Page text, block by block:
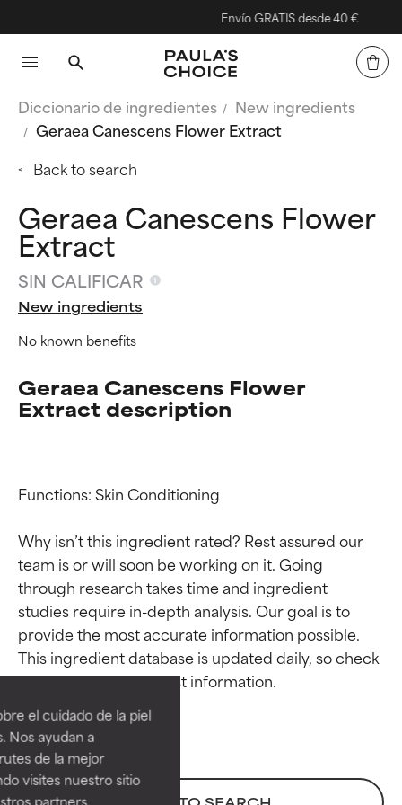
el cuidado de la piel
Nos ayudan a
de la mejor
visites nuestro sitio
partners,
Envío GRATIS desde 40 €
Diccionario de ingredientes
New ingredients
Geraea Canescens Flower Extract
Back to search
Geraea Canescens Flower
Extract
SIN CALIFICAR
New ingredients
No known benefits
Geraea Canescens Flower
Extract description
Functions: Skin Conditioning
Why isn’t this ingredient rated? Rest assured our
team is or will soon be working on it. Going
through research takes time and ingredient
studies require in-depth analysis. Our goal is to
provide the most accurate information possible.
This ingredient database is updated daily, so check
Calificaciones de
ingredientes
EXCELENTE
Ingrediente sobresaliente con
beneficios reales para la piel. Su
eficacia está demostrada y
Calificaciones de
ingredientes
EXCELENTE
Ingrediente sobresaliente con
beneficios reales para la piel. Su
eficacia está demostrada y